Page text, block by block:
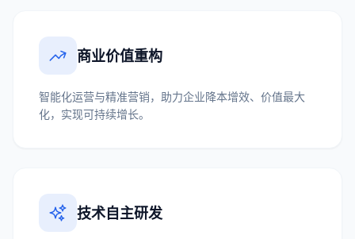
商业价值重构
智能化运营与精准营销，助力企业降本增效、价值最大
化，实现可持续增长。
技术自主研发